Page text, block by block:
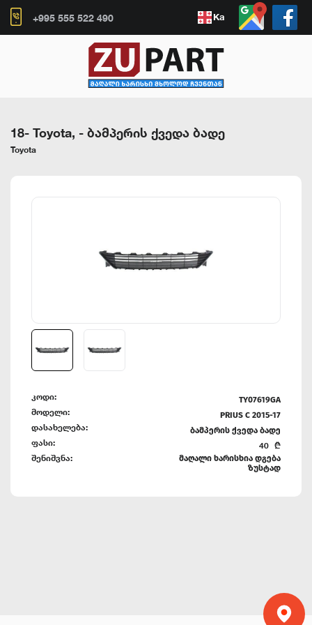
+995 555 522 490 Ka
18- Toyota, - ბამპერის ქვედა ბადე
Toyota
კოდი: TY07619GA
მოდელი: PRIUS C 2015-17
დასახელება: ბამპერის ქვედა ბადე
ფასი: 40 ₾
შენიშვნა:
მაღალი ხარისხია დგება
ზუსტად